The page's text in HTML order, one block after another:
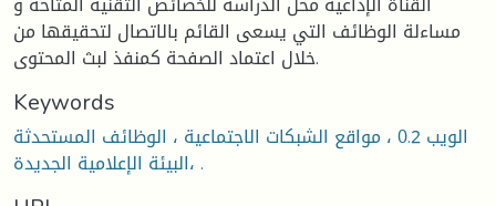
مساءلة الوظائف التي يسعى القائم بالاتصال لتحقيقها من
خلال اعتماد الصفحة كمنفذ لبث المحتوى.
Keywords
الويب 0.2 ، مواقع الشبكات الاجتماعية ، الوظائف المستحدثة
،البيئة الإعلامية الجديدة .